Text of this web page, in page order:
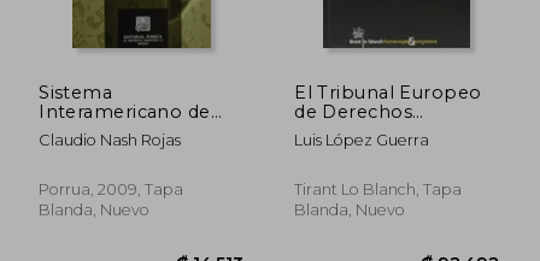
₡ 35.518 ₡
Sistema
Interamericano de
Derechos Humanos
en Accion
Claudio Nash Rojas
Porrua, 2009, Tapa
Blanda, Nuevo
El Tribunal Europeo
de Derechos
Humanos. Una Visión
Desde Dentro
Congresos)
Luis López Guerra
Tirant Lo Blanch, Tapa
Blanda, Nuevo